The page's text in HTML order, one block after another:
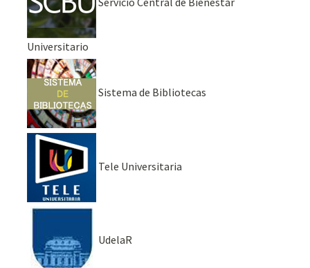
Universitario
Sistema de Bibliotecas
Tele Universitaria
UdelaR